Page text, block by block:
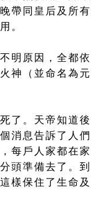
帶同皇后及所
。
明原因，全都
神（並命名為
了。天帝知道
消息告訴了人
每戶人家都在
頭準備去了。
樣保住了生命